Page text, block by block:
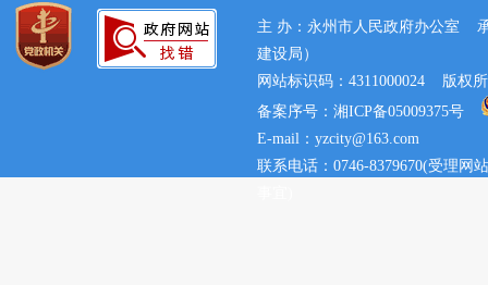
主 办：永州市人民政府办公室
建设局）
网站标识码：4311000024 版权
备案序号：湘ICP备05009375号
E-mail：yzcity@163.com
联系电话：0746-8379670(受理网